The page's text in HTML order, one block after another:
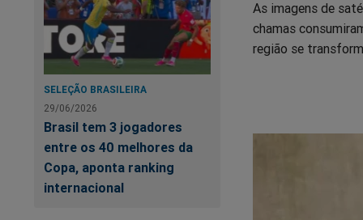
SELEÇÃO BRASILEIRA
29/06/2026
Brasil tem 3 jogadores
entre os 40 melhores da
Copa, aponta ranking
internacional
As imagens de
chamas
região se